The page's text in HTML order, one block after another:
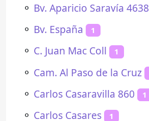
⚬ Bv. Aparicio Saravía 4638
⚬ Bv. España 1
⚬ C. Juan Mac Coll 1
⚬ Cam. Al Paso de la Cruz
⚬ Carlos Casaravilla 860 1
⚬ Carlos Casares 1